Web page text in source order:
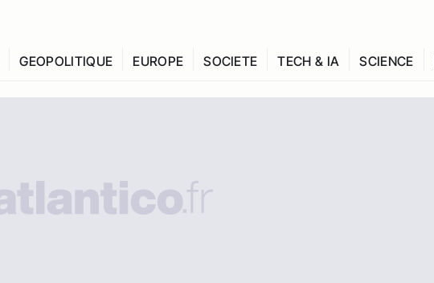
GEOPOLITIQUE EUROPE SOCIETE TECH & IA SCIENCE